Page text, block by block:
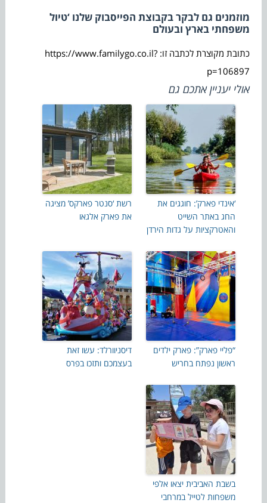
מוזמנים גם לבקר בקבוצת הפייסבוק שלנו ‘טיול
משפחתי בארץ ובעולם
כתובת מקוצרת לכתבה זו: https://www.familygo.co.il?
p=106897
אולי יעניין אתכם גם
‘אינדי פארק’: חוגגים את
החג באתר השייט
והאטרקציות על גדות הירדן
רשת ‘סנטר פארקס’ מציגה
את פארק אלגאו
“פליי פארק”: פארק ילדים
ראשון נפתח בחריש
דיסניוורלד: עשו זאת
בעצמכם ותזכו בפרס
בשבת האביבית יצאו אלפי
משפחות לטייל במרחבי